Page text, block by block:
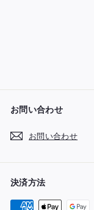
お問い合わせ
お問い合わせ
決済方法